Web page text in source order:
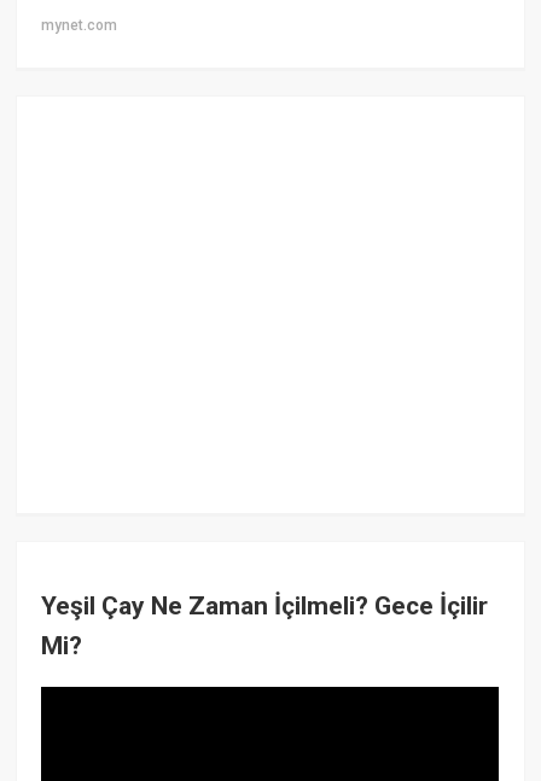
mynet.com
Yeşil Çay Ne Zaman İçilmeli? Gece İçilir
Mi?